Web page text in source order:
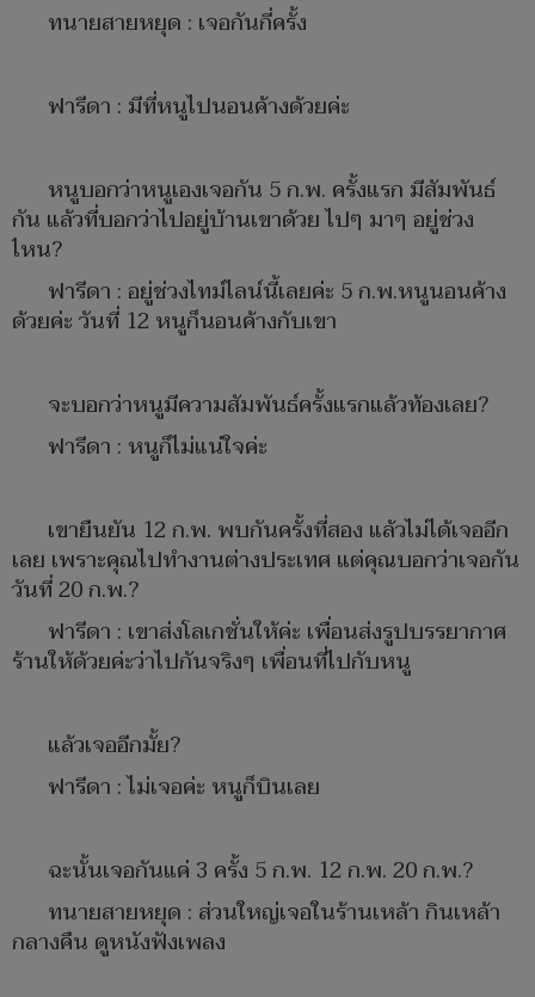
ทนายสายหยุด : เจอกันกี่ครั้ง
ฟารีดา : มีที่หนูไปนอนค้างด้วยค่ะ
หนูบอกว่าหนูเองเจอกัน 5 ก.พ. ครั้งแรก มีสัมพันธ์
กัน แล้วที่บอกว่าไปอยู่บ้านเขาด้วย ไปๆ มาๆ อยู่ช่วง
ไหน?
ฟารีดา : อยู่ช่วงไทม์ไลน์นี้เลยค่ะ 5 ก.พ.หนูนอนค้าง
ด้วยค่ะ วันที่ 12 หนูก็นอนค้างกับเขา
จะบอกว่าหนูมีความสัมพันธ์ครั้งแรกแล้วท้องเลย?
ฟารีดา : หนูก็ไม่แน่ใจค่ะ
เขายืนยัน 12 ก.พ. พบกันครั้งที่สอง แล้วไม่ได้เจออีก
เลย เพราะคุณไปทำงานต่างประเทศ แต่คุณบอกว่าเจอกัน
วันที่ 20 ก.พ.?
ฟารีดา : เขาส่งโลเกชั่นให้ค่ะ เพื่อนส่งรูปบรรยากาศ
ร้านให้ด้วยค่ะว่าไปกันจริงๆ เพื่อนที่ไปกับหนู
แล้วเจออีกมั้ย?
ฟารีดา : ไม่เจอค่ะ หนูก็บินเลย
ฉะนั้นเจอกันแค่ 3 ครั้ง 5 ก.พ. 12 ก.พ. 20 ก.พ.?
ทนายสายหยุด : ส่วนใหญ่เจอในร้านเหล้า กินเหล้า
กลางคืน ดูหนังฟังเพลง